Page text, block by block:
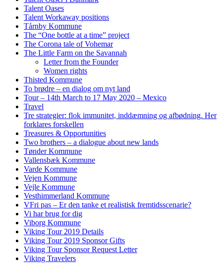
Talent Oases
Talent Workaway positions
Tårnby Kommune
The “One bottle at a time” project
The Corona tale of Vohemar
The Little Farm on the Savannah
Letter from the Founder
Women rights
Thisted Kommune
To brødre – en dialog om nyt land
Tour – 14th March to 17 May 2020 – Mexico
Travel
Tre strategier: flok immunitet, inddæmning og afbødning. Her
forklares forskellen
Treasures & Opportunities
Two brothers – a dialogue about new lands
Tønder Kommune
Vallensbæk Kommune
Varde Kommune
Vejen Kommune
Vejle Kommune
Vesthimmerland Kommune
VFri pas – Er den tanke et realistisk fremtidsscenarie?
Vi har brug for dig
Viborg Kommune
Viking Tour 2019 Details
Viking Tour 2019 Sponsor Gifts
Viking Tour Sponsor Request Letter
Viking Travelers